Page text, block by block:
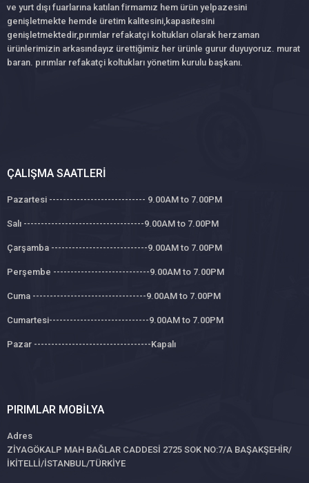
ve yurt dışı fuarlarına katılan firmamız hem ürün yelpazesini
genişletmekte hemde üretim kalitesini,kapasitesini
genişletmektedir,pırımlar refakatçi koltukları olarak herzaman
ürünlerimizin arkasındayız ürettiğimiz her ürünle gurur duyuyoruz. murat
baran. pırımlar refakatçi koltukları yönetim kurulu başkanı.
ÇALIŞMA SAATLERI
Pazartesi ---------------------------- 9.00AM to 7.00PM
Salı -----------------------------------9.00AM to 7.00PM
Çarşamba ----------------------------9.00AM to 7.00PM
Perşembe ----------------------------9.00AM to 7.00PM
Cuma ---------------------------------9.00AM to 7.00PM
Cumartesi-----------------------------9.00AM to 7.00PM
Pazar ----------------------------------Kapalı
PIRIMLAR MOBILYA
Adres
ZİYAGÖKALP MAH BAĞLAR CADDESİ 2725 SOK NO:7/A BAŞAKŞEHİR/
İKİTELLİ/İSTANBUL/TÜRKİYE